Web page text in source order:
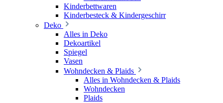
Kinderbettwaren
Kinderbesteck & Kindergeschirr
Deko
Alles in Deko
Dekoartikel
Spiegel
Vasen
Wohndecken & Plaids
Alles in Wohndecken & Plaids
Wohndecken
Plaids